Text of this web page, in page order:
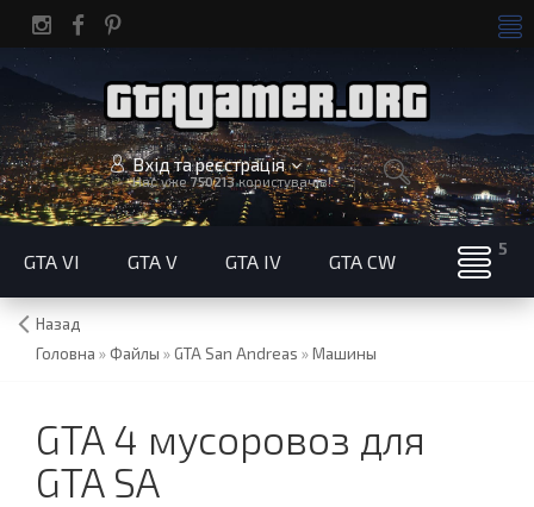
Вхід та реєстрація
Нас уже750213користувачів!
GTA VI GTA V GTA IV GTA CW
Назад
Головна »Файлы » GTA San Andreas »Машины
GTA 4 мусоровоз для
GTA SA